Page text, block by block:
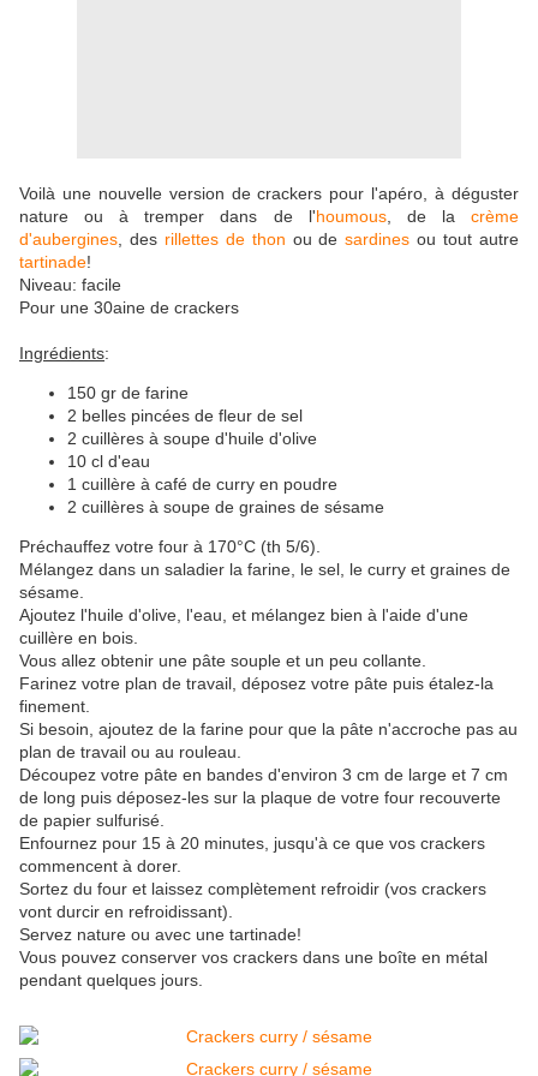
Voilà une nouvelle version de crackers pour l'apéro, à déguster
nature ou à tremper dans de l'houmous, de lacrème
d'aubergines , des rillettes de thon ou desardinesou tout autre
tartinade!
Niveau: facile
Pour une 30aine de crackers
Ingrédients:
150 gr de farine
2 belles pincées de fleur de sel
2 cuillères à soupe d'huile d'olive
10 cl d'eau
1 cuillère à café de curry en poudre
2 cuillères à soupe de graines de sésame
Préchauffez votre four à 170°C (th 5/6).
Mélangez dans un saladier la farine, le sel, le curry et graines de
sésame.
Ajoutez l'huile d'olive, l'eau, et mélangez bien à l'aide d'une
cuillère en bois.
Vous allez obtenir une pâte souple et un peu collante.
Farinez votre plan de travail, déposez votre pâte puis étalez-la
finement.
Si besoin, ajoutez de la farine pour que la pâte n'accroche pas au
plan de travail ou au rouleau.
Découpez votre pâte en bandes d'environ 3 cm de large et 7 cm
de long puis déposez-les sur la plaque de votre four recouverte
de papier sulfurisé.
Enfournez pour 15 à 20 minutes, jusqu'à ce que vos crackers
commencent à dorer.
Sortez du four et laissez complètement refroidir (vos crackers
vont durcir en refroidissant).
Servez nature ou avec une tartinade!
Vous pouvez conserver vos crackers dans une boîte en métal
pendant quelques jours.